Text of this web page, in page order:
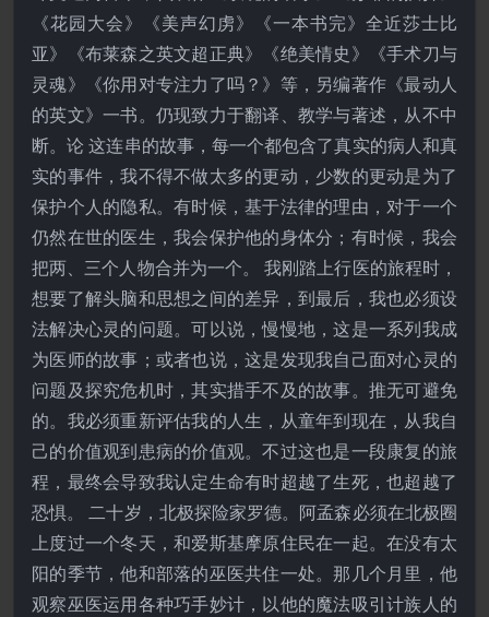
《花园大会》《美声幻虏》《一本书完》全近莎士比
亚》《布莱森之英文超正典》《绝美情史》《手术刀与
灵魂》《你用对专注力了吗？》等，另编著作《最动人
的英文》一书。仍现致力于翻译、教学与著述，从不中
断。论 这连串的故事，每一个都包含了真实的病人和真
实的事件，我不得不做太多的更动，少数的更动是为了
保护个人的隐私。有时候，基于法律的理由，对于一个
仍然在世的医生，我会保护他的身体分；有时候，我会
把两、三个人物合并为一个。 我刚踏上行医的旅程时，
想要了解头脑和思想之间的差异，到最后，我也必须设
法解决心灵的问题。可以说，慢慢地，这是一系列我成
为医师的故事；或者也说，这是发现我自己面对心灵的
问题及探究危机时，其实措手不及的故事。推无可避免
的。我必须重新评估我的人生，从童年到现在，从我自
己的价值观到患病的价值观。不过这也是一段康复的旅
程，最终会导致我认定生命有时超越了生死，也超越了
恐惧。 二十岁，北极探险家罗德。阿孟森必须在北极圈
上度过一个冬天，和爱斯基摩原住民在一起。在没有太
阳的季节，他和部落的巫医共住一处。那几个月里，他
观察巫医运用各种巧手妙计，以他的魔法吸引计族人的